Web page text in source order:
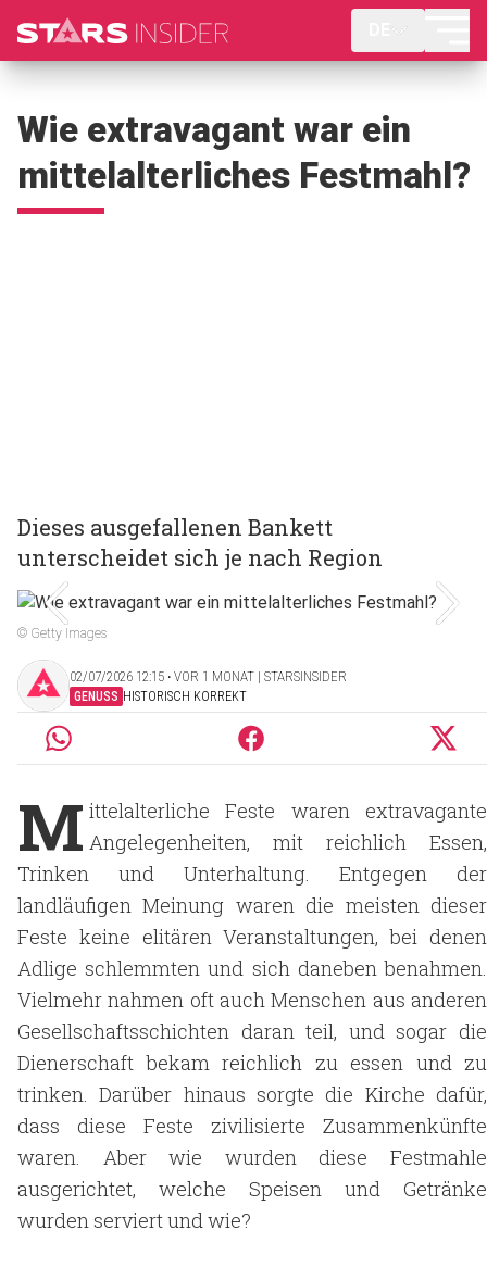
Wie extravagant war ein
mittelalterliches Festmahl?
Dieses ausgefallenen Bankett
unterscheidet sich je nach Region
© Getty Images
02/07/2026 12:15 ‧ VOR 1 MONAT | STARSINSIDER
GENUSS HISTORISCH KORREKT
M ittelalterliche Feste waren extravagante
Angelegenheiten, mit reichlich Essen,
Trinken und Unterhaltung. Entgegen der
landläufigen Meinung waren die meisten dieser
Feste keine elitären Veranstaltungen, bei denen
Adlige schlemmten und sich daneben benahmen.
Vielmehr nahmen oft auch Menschen aus anderen
Gesellschaftsschichten daran teil, und sogar die
Dienerschaft bekam reichlich zu essen und zu
trinken. Darüber hinaus sorgte die Kirche dafür,
dass diese Feste zivilisierte Zusammenkünfte
waren. Aber wie wurden diese Festmahle
ausgerichtet, welche Speisen und Getränke
wurden serviert und wie?